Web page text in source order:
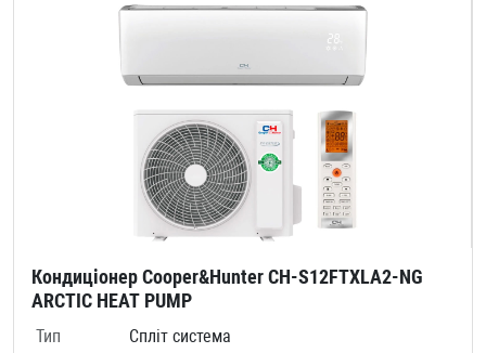
Кондиціонер Cooper&Hunter CH-S12FTXLA2-NG
ARCTIC HEAT PUMP
Тип
Спліт система